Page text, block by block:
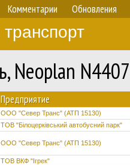
Комментарии Обновления
Neoplan
Предприятие
ООО "Север Транс" (АТП 15130)
ТОВ "Білоцерківський автобусний парк"
ООО "Север Транс" (АТП 15130)
ТОВ ВКФ "Ігрек"